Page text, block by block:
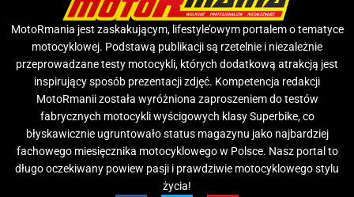
MotoRmania jest zaskakującym, lifestyle’owym portalem o tematyce
motocyklowej. Podstawą publikacji są rzetelnie i niezależnie
przeprowadzane testy motocykli, których dodatkową atrakcją jest
inspirujący sposób prezentacji zdjęć. Kompetencja redakcji
MotoRmanii została wyróżniona zaproszeniem do testów
fabrycznych motocykli wyścigowych klasy Superbike, co
błyskawicznie ugruntowało status magazynu jako najbardziej
fachowego miesięcznika motocyklowego w Polsce. Nasz portal to
długo oczekiwany powiew pasji i prawdziwie motocyklowego stylu
życia!